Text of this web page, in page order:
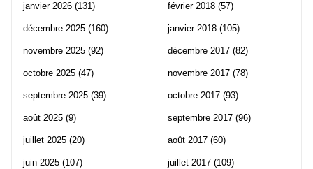
janvier 2026 (131)
décembre 2025 (160)
novembre 2025 (92)
octobre 2025 (47)
septembre 2025 (39)
août 2025 (9)
juillet 2025 (20)
juin 2025 (107)
février 2018 (57)
janvier 2018 (105)
décembre 2017 (82)
novembre 2017 (78)
octobre 2017 (93)
septembre 2017 (96)
août 2017 (60)
juillet 2017 (109)